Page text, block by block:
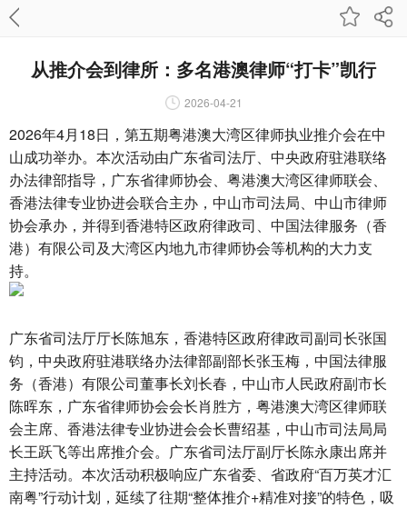
从推介会到律所：多名港澳律师“打卡”凯行
2026-04-21
2026年4月18日，第五期粤港澳大湾区律师执业推介会在中
山成功举办。本次活动由广东省司法厅、中央政府驻港联络
办法律部指导，广东省律师协会、粤港澳大湾区律师联会、
香港法律专业协进会联合主办，中山市司法局、中山市律师
协会承办，并得到香港特区政府律政司、中国法律服务（香
港）有限公司及大湾区内地九市律师协会等机构的大力支
持。
广东省司法厅厅长陈旭东，香港特区政府律政司副司长张国
钧，中央政府驻港联络办法律部副部长张玉梅，中国法律服
务（香港）有限公司董事长刘长春，中山市人民政府副市长
陈晖东，广东省律师协会会长肖胜方，粤港澳大湾区律师联
会主席、香港法律专业协进会会长曹绍基，中山市司法局局
长王跃飞等出席推介会。广东省司法厅副厅长陈永康出席并
主持活动。本次活动积极响应广东省委、省政府“百万英才汇
南粤”行动计划，延续了往期“整体推介+精准对接”的特色，吸